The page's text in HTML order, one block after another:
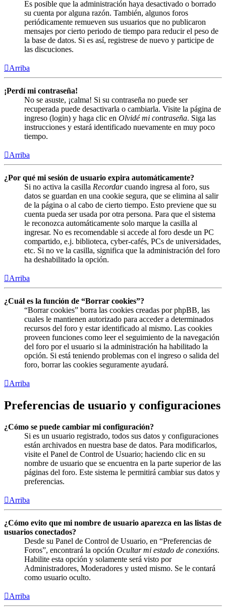
Es posible que la administración haya desactivado o borrado
su cuenta por alguna razón. También, algunos foros
periódicamente remueven sus usuarios que no publicaron
mensajes por cierto periodo de tiempo para reducir el peso de
la base de datos. Si es así, registrese de nuevo y participe de
las discuciones.
Arriba
¡Perdí mi contraseña!
No se asuste, ¡calma! Si su contraseña no puede ser
recuperada puede desactivarla o cambiarla. Visite la página de
ingreso (login) y haga clic en Olvidé mi contraseña. Siga las
instrucciones y estará identificado nuevamente en muy poco
tiempo.
Arriba
¿Por qué mi sesión de usuario expira automáticamente?
Si no activa la casilla Recordarcuando ingresa al foro, sus
datos se guardan en una cookie segura, que se elimina al salir
de la página o al cabo de cierto tiempo. Esto previene que su
cuenta pueda ser usada por otra persona. Para que el sistema
le reconozca automáticamente solo marque la casilla al
ingresar. No es recomendable si accede al foro desde un PC
compartido, e.j. biblioteca, cyber-cafés, PCs de universidades,
etc. Si no ve la casilla, significa que la administración del foro
ha deshabilitado la opción.
Arriba
¿Cuál es la función de “Borrar cookies”?
“Borrar cookies” borra las cookies creadas por phpBB, las
cuales le mantienen autorizado para acceder a determinados
recursos del foro y estar identificado al mismo. Las cookies
proveen funciones como leer el seguimiento de la navegación
del foro por el usuario si la administración ha habilitado la
opción. Si está teniendo problemas con el ingreso o salida del
foro, borrar las cookies seguramente ayudará.
Arriba
Preferencias de usuario y configuraciones
¿Cómo se puede cambiar mi configuración?
Si es un usuario registrado, todos sus datos y configuraciones
están archivados en nuestra base de datos. Para modificarlos,
visite el Panel de Control de Usuario; haciendo clic en su
nombre de usuario que se encuentra en la parte superior de las
páginas del foro. Este sistema le permitirá cambiar sus datos y
preferencias.
Arriba
¿Cómo evito que mi nombre de usuario aparezca en las listas de
usuarios conectados?
Desde su Panel de Control de Usuario, en “Preferencias de
Foros”, encontrará la opción Ocultar mi estado de conexións.
Habilite esta opción y solamente será visto por
Administradores, Moderadores y usted mismo. Se le contará
como usuario oculto.
Arriba